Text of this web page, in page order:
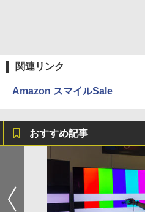
関連リンク
Amazon スマイルSale
おすすめ記事